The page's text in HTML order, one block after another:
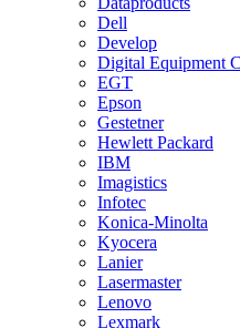
Dell
Develop
Digital Equipment
EGT
Epson
Gestetner
Hewlett Packard
IBM
Imagistics
Infotec
Konica-Minolta
Kyocera
Lanier
Lasermaster
Lenovo
Lexmark